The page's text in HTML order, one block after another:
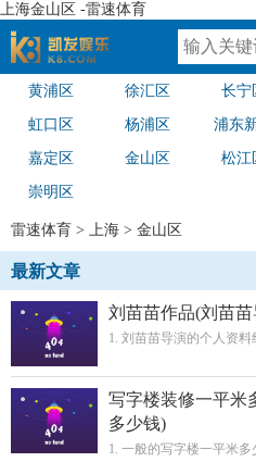
上海金山区 -雷速体育
速体育
黄浦区 徐汇区 长宁
虹口区 杨浦区 浦东
嘉定区 金山区 松江
崇明区
雷速体育 > 上海 > 金山区
最新文章
刘苗苗作品(刘苗
1. 刘苗苗导演的个人资
写字楼装修一平米
多少钱)
1. 一般的写字楼一平米